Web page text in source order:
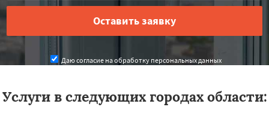
Даю согласие на обработку персональных данных
Услуги в следующих городах области: